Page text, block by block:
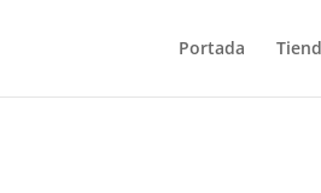
Portada